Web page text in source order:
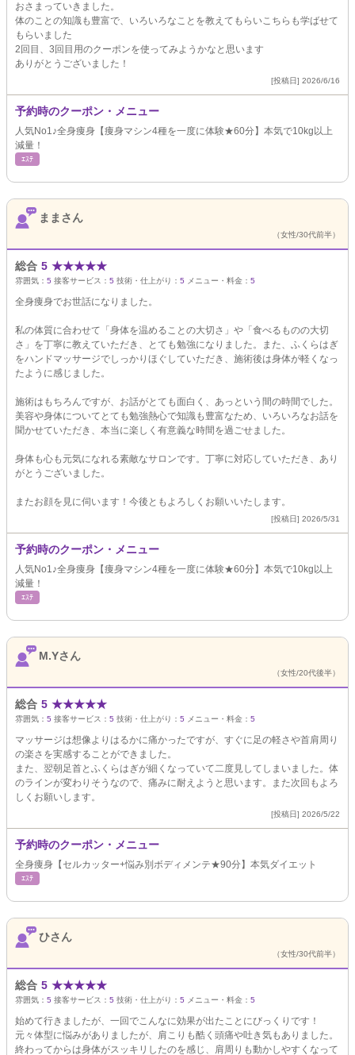
おさまっていきました。
体のことの知識も豊富で、いろいろなことを教えてもらいこちらも学ばせて
もらいました
2回目、3回目用のクーポンを使ってみようかなと思います
ありがとうございました！
[投稿日] 2026/6/16
予約時のクーポン・メニュー
人気No1♪全身痩身【痩身マシン4種を一度に体験★60分】本気で10kg以上
減量！
ｴｽﾃ
ままさん
（女性/30代前半）
総合 5 ★★★★★
雰囲気： 5 接客サービス： 5 技術・仕上がり： 5 メニュー・料金： 5
全身痩身でお世話になりました。
私の体質に合わせて「身体を温めることの大切さ」や「食べるものの大切
さ」を丁寧に教えていただき、とても勉強になりました。また、ふくらはぎ
をハンドマッサージでしっかりほぐしていただき、施術後は身体が軽くなっ
たように感じました。
施術はもちろんですが、お話がとても面白く、あっという間の時間でした。
美容や身体についてとても勉強熱心で知識も豊富なため、いろいろなお話を
聞かせていただき、本当に楽しく有意義な時間を過ごせました。
身体も心も元気になれる素敵なサロンです。丁寧に対応していただき、あり
がとうございました。
またお顔を見に伺います！今後ともよろしくお願いいたします。
[投稿日] 2026/5/31
予約時のクーポン・メニュー
人気No1♪全身痩身【痩身マシン4種を一度に体験★60分】本気で10kg以上
減量！
ｴｽﾃ
M.Yさん
（女性/20代後半）
総合 5 ★★★★★
雰囲気： 5 接客サービス： 5 技術・仕上がり： 5 メニュー・料金： 5
マッサージは想像よりはるかに痛かったですが、すぐに足の軽さや首肩周り
の楽さを実感することができました。
また、翌朝足首とふくらはぎが細くなっていて二度見してしまいました。体
のラインが変わりそうなので、痛みに耐えようと思います。また次回もよろ
しくお願いします。
[投稿日] 2026/5/22
予約時のクーポン・メニュー
全身痩身【セルカッター+悩み別ボディメンテ★90分】本気ダイエット
ｴｽﾃ
ひさん
（女性/30代前半）
総合 5 ★★★★★
雰囲気： 5 接客サービス： 5 技術・仕上がり： 5 メニュー・料金： 5
始めて行きましたが、一回でこんなに効果が出たことにびっくりです！
元々体型に悩みがありましたが、肩こりも酷く頭痛や吐き気もありました。
終わってからは身体がスッキリしたのを感じ、肩周りも動かしやすくなって